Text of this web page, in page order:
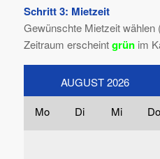
Schritt 3: Mietzeit
Gewünschte Mietzeit
Zeitraum erscheintgrünim
Mo Di Mi Do